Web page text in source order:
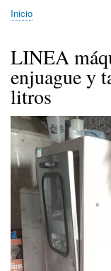
Lavadoras
Líneas
Llenadoras
Cajones
Tanques
Hornos
Ozonizadores
Repartos/Soderías
Vehículos
Otra
Sobrescribir
de
ayuda
a
la
navegación
Inicio
LINEA
enjuague y
litros